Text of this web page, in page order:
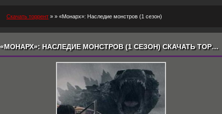
Скачать торрент » » «Монарх»: Наследие монстров (1 сезон)
«МОНАРХ»: НАСЛЕДИЕ МОНСТРОВ (1 СЕЗОН) СКАЧАТЬ ТОРРЕНТ